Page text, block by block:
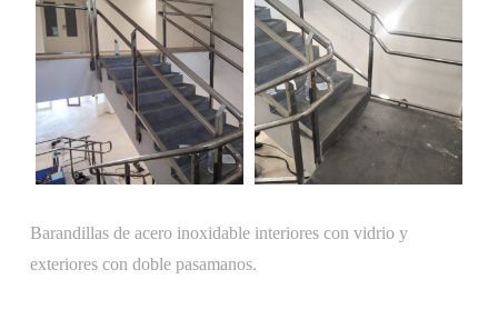
Barandillas de acero inoxidable interiores con vidrio y
exteriores con doble pasamanos.